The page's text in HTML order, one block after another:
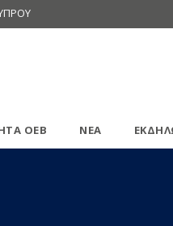
ΟΕΒ ΝΕΑ